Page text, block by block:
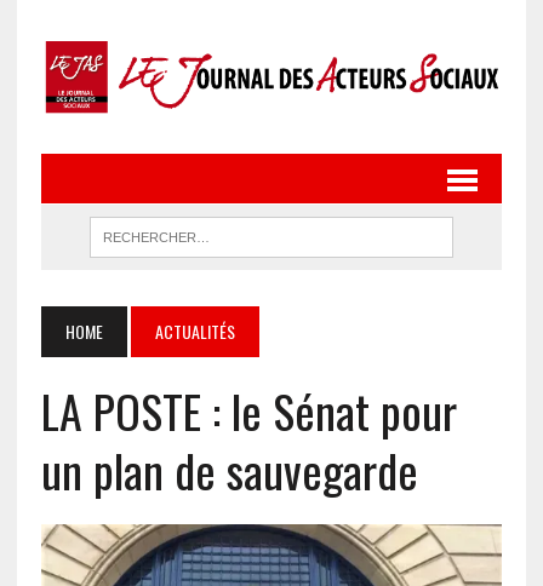
HOME ACTUALITÉS
LA POSTE : le Sénat pour
un plan de sauvegarde